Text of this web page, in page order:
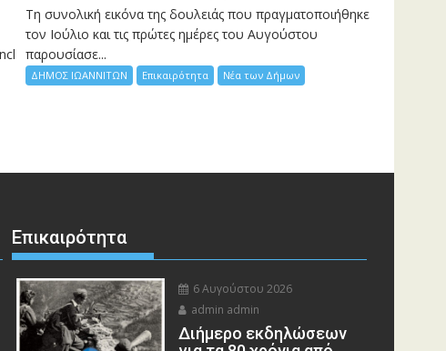
Τη συνολική εικόνα της δουλειάς που πραγματοποιήθηκε
τον Ιούλιο και τις πρώτες ημέρες του Αυγούστου
παρουσίασε...
ΔΗΜΟΣ ΙΩΑΝΝΙΤΩΝ Επικαιρότητα Νέα των Δήμων
Επικαιρότητα
6 Αυγούστου 2026
admin admin
Διήμερο εκδηλώσεων